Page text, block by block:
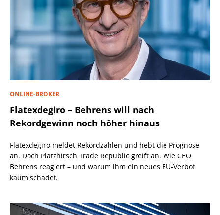
ONLINE-BROKER
Flatexdegiro – Behrens will nach
Rekordgewinn noch höher hinaus
Flatexdegiro meldet Rekordzahlen und hebt die Prognose
an. Doch Platzhirsch Trade Republic greift an. Wie CEO
Behrens reagiert – und warum ihm ein neues EU-Verbot
kaum schadet.